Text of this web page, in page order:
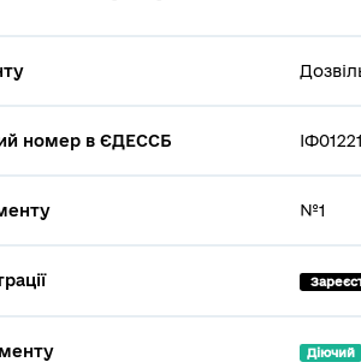
номер в ЄДЕССБ
№1
Діючий